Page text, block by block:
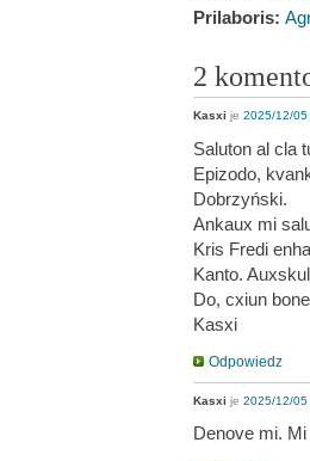
Prilaboris:
2
Kasxi je 2025/12/
Saluton al cla
Epizodo,
Dobrzyński.
Ankaux mi
Kris Fredi
Kanto.
Do, cxiun
Kasxi
Odpowiedz
Kasxi je 2025/12/
Denove mi.